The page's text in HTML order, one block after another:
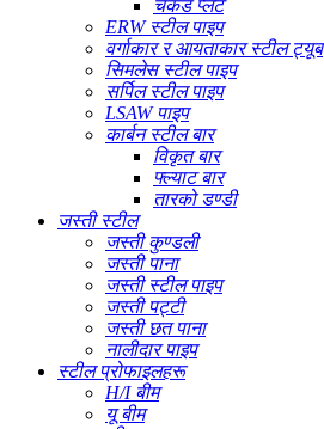
चेकर्ड प्लेट
ERW स्टील पाइप
वर्गाकार र आयताकार स्टील ट्यूब
सिमलेस स्टील पाइप
सर्पिल स्टील पाइप
LSAW पाइप
कार्बन स्टील बार
विकृत बार
फ्ल्याट बार
तारको डण्डी
जस्ती स्टील
जस्ती कुण्डली
जस्ती पाना
जस्ती स्टील पाइप
जस्ती पट्टी
जस्ती छत पाना
नालीदार पाइप
स्टील प्रोफाइलहरू
H/I बीम
यू बीम